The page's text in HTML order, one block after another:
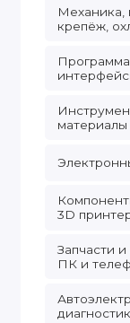
Механика,
крепёж,
материалы
3D
Запчасти
ПК и